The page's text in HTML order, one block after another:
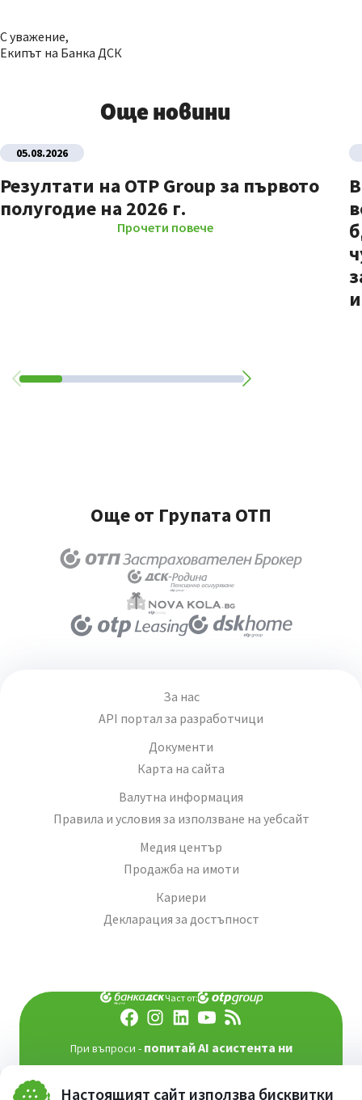
Настоящият сайт използва бисквитки
С уважение,
Екипът на Банка ДСК
Още новини
05.08.2026
Резултати на OTP Group за първото
полугодие на 2026 г.
Прочети повече
Още от Групата ОТП
За нас
API портал за разработчици
Документи
Карта на сайта
Валутна информация
Правила и условия за използване на уебсайт
Медия център
Продажба на имоти
Кариери
Декларация за достъпност
Част от:
При въпроси - попитай AI асистента ни
Сайт от: